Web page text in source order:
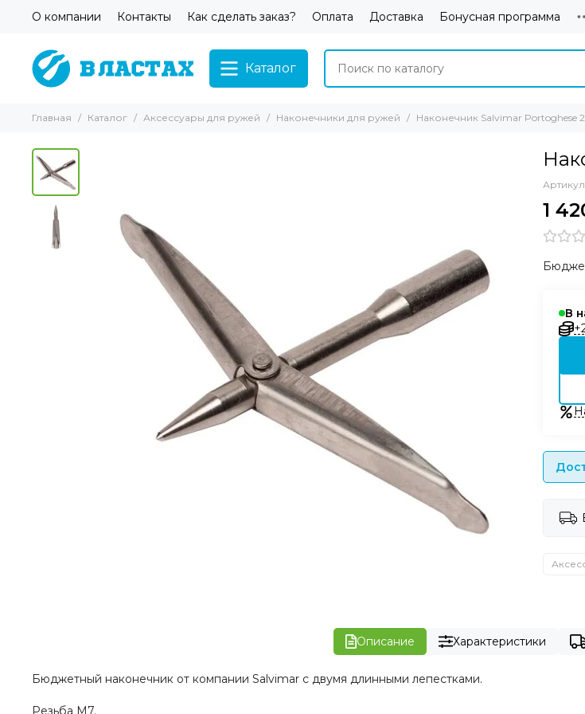
О компании Контакты Как сделать заказ? Оплата Доставка Бонусная программа
Каталог
Главная Каталог Аксессуары для ружей Наконечники для ружей Наконечник Salvimar Portoghese
1
В
Описание Характеристики
Бюджетный наконечник от компании Salvimar с двумя длинными лепестками.
Резьба М7.